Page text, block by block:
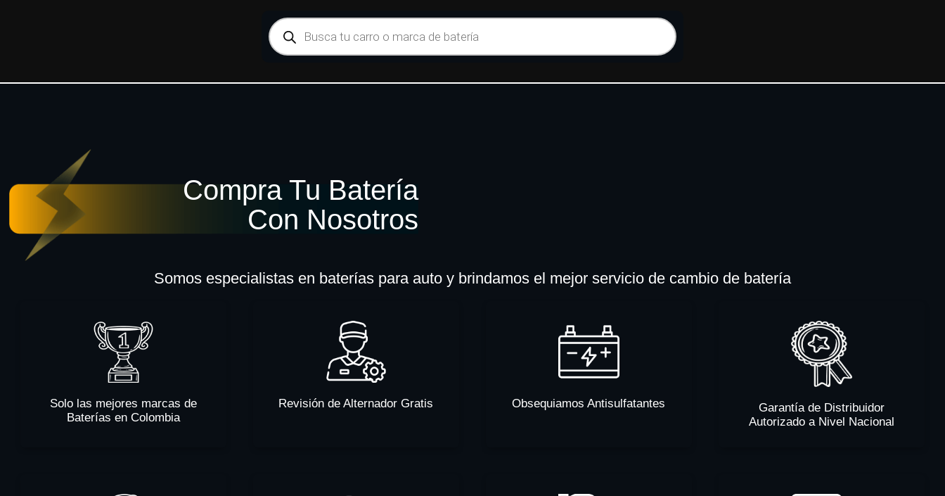
Compra Tu Batería
Con Nosotros
Somos especialistas en baterías para auto y brindamos el mejor servicio de cambio de batería
Solo las mejores marcas de
Baterías en Colombia
Revisión de Alternador Gratis Obsequiamos Antisulfatantes
Garantía de Distribuidor
Autorizado a Nivel Nacional